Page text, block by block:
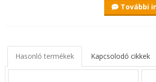
További
Hasonló termékek Kapcsolodó cikkek